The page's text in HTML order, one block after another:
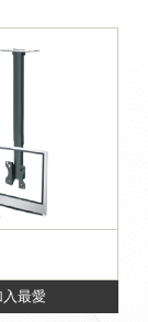
入最愛